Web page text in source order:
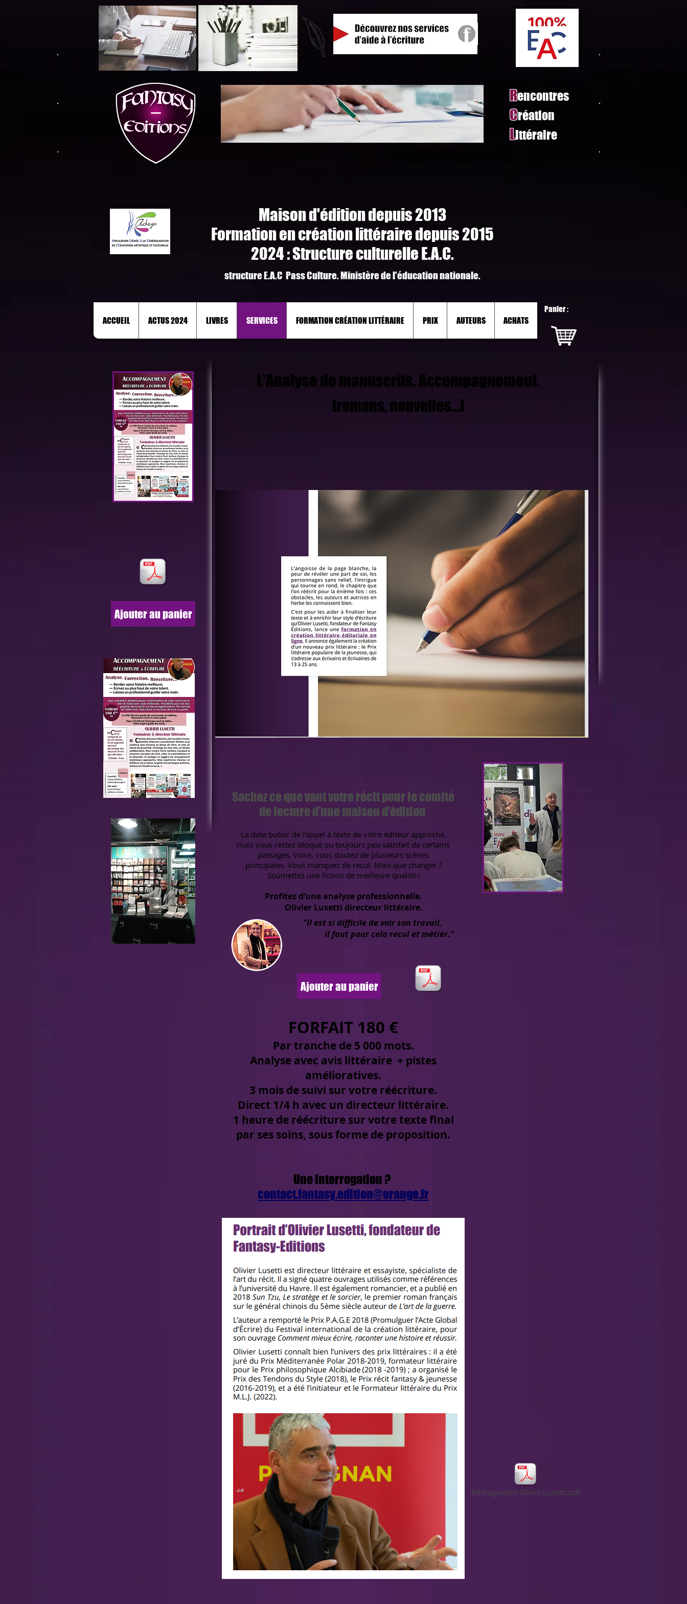
Rencontres
Création
Littéraire
Maison d'édition depuis 2013
Formation en création littéraire depuis 2015
2024 : Structure culturelle E.A.C.
structure E.A.C Pass Culture. Ministère de l'éducationnationale.
Ajouter au panier
Sachez ce que vaut votre récit pour le comité
de lecture d’une maison d’édition
La date butoir de l’appel à texte de votre éditeur approche,
mais vous restez bloqué ou toujours peu satisfait de certains
passages, voire, vous doutez de plusieurs scènes
principales. Vous manquez de recul. Mais que changer ?
Soumettez une fiction de meilleure qualité !
Profitez d’une analyse professionnelle.
Olivier Lusetti directeur littéraire.
"Il est si difficile de voir son travail,
il faut pour cela recul et métier."
FORFAIT 180 €
Par tranche de 5 000 mots.
Analyse avec avis littéraire + pistes
amélioratives.
3 mois de suivi sur votre réécriture.
Direct 1/4 h avec un directeur littéraire.
1 heure de réécriture sur votre texte final
par ses soins, sous forme de proposition.
Une interrogation ?
contact.fantasy.edition@orange.fr
L'Analyse demanuscrits. Accompagnement.
[romans, nouvelles...]
Ajouter au panier
Bibliographie Olivie Lusetti.pdf
Panier :
ACCUEIL ACTUS 2024 LIVRES SERVICES FORMATION CRÉATION LITTÉRAIRE PRIX AUTEURS ACHATS